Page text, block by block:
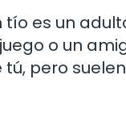
tío es un
o un
pero